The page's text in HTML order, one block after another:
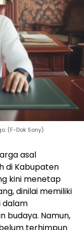
(F-Dok Sony)
asal
di Kabupaten
kini menetap
dinilai memiliki
dalam
budaya. Namun,